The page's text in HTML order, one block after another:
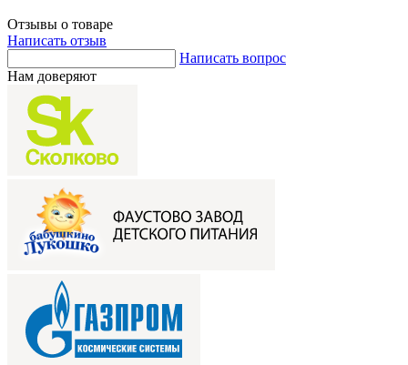
Отзывы о товаре
Написать отзыв
Написать вопрос
Нам доверяют